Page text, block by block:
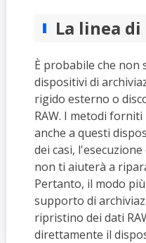
La linea
È probabile che non
dispositivi di
rigido esterno o
RAW. I metodi
anche a questi
dei casi, l'esecuzione
non ti aiuterà a
Pertanto, il modo
supporto di
ripristino dei dati
direttamente il